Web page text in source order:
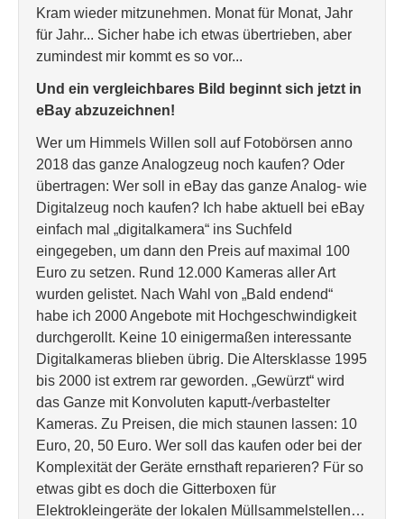
Kram wieder mitzunehmen. Monat für Monat, Jahr
für Jahr... Sicher habe ich etwas übertrieben, aber
zumindest mir kommt es so vor...
Und ein vergleichbares Bild beginnt sich jetzt in
eBay abzuzeichnen!
Wer um Himmels Willen soll auf Fotobörsen anno
2018 das ganze Analogzeug noch kaufen? Oder
übertragen: Wer soll in eBay das ganze Analog- wie
Digitalzeug noch kaufen? Ich habe aktuell bei eBay
einfach mal „digitalkamera“ ins Suchfeld
eingegeben, um dann den Preis auf maximal 100
Euro zu setzen. Rund 12.000 Kameras aller Art
wurden gelistet. Nach Wahl von „Bald endend“
habe ich 2000 Angebote mit Hochgeschwindigkeit
durchgerollt. Keine 10 einigermaßen interessante
Digitalkameras blieben übrig. Die Altersklasse 1995
bis 2000 ist extrem rar geworden. „Gewürzt“ wird
das Ganze mit Konvoluten kaputt-/verbastelter
Kameras. Zu Preisen, die mich staunen lassen: 10
Euro, 20, 50 Euro. Wer soll das kaufen oder bei der
Komplexität der Geräte ernsthaft reparieren? Für so
etwas gibt es doch die Gitterboxen für
Elektrokleingeräte der lokalen Müllsammelstellen…